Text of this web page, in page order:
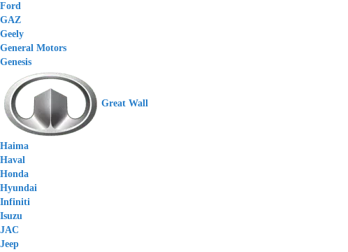
Ford
GAZ
Geely
General Motors
Genesis
Great Wall
Haima
Haval
Honda
Hyundai
Infiniti
Isuzu
JAC
Jeep